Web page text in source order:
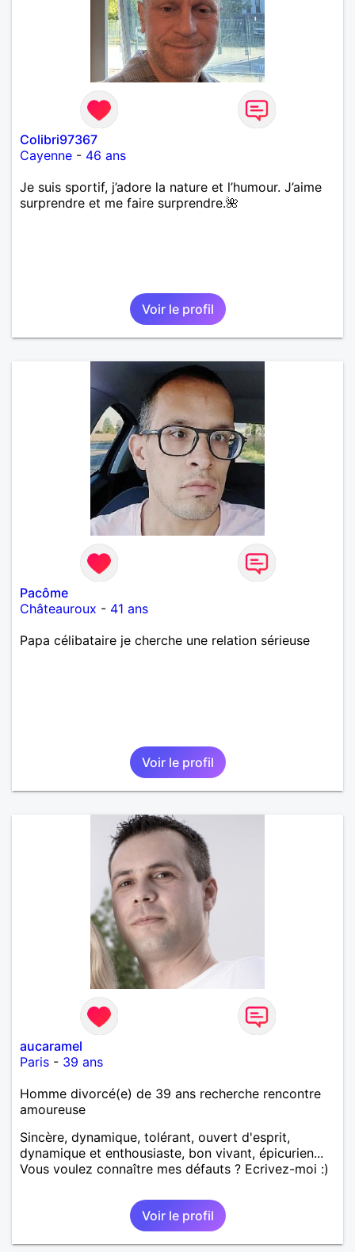
Colibri97367
Cayenne - 46 ans
Je suis sportif, j’adore la nature et l’humour. J’aime
surprendre et me faire surprendre.🌺
Voir le profil
Pacôme
Châteauroux - 41 ans
Papa célibataire je cherche une relation sérieuse
Voir le profil
aucaramel
Paris - 39 ans
Homme divorcé(e) de 39 ans recherche rencontre
amoureuse
Sincère, dynamique, tolérant, ouvert d'esprit,
dynamique et enthousiaste, bon vivant, épicurien...
Vous voulez connaître mes défauts ? Ecrivez-moi :)
Voir le profil